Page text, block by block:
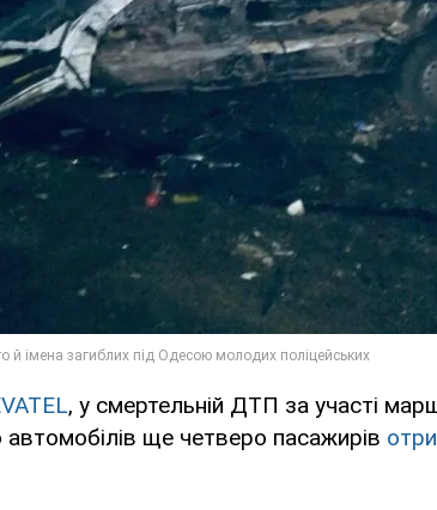
, у смертельній ДТП за участі
автомобілів ще четверо пасажирів